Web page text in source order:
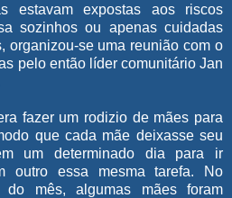
estavam expostas aos riscos
sozinhos ou apenas cuidadas
organizou-se uma reunião com o
pelo então líder comunitário Jan
fazer um rodizio de mães para
que cada mãe deixasse seu
um determinado dia para ir
outro essa mesma tarefa. No
mês, algumas mães foram